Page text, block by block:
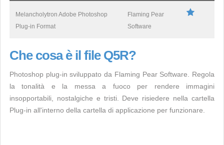
Melancholytron Adobe Photoshop
Plug-in Format
Flaming Pear
Software
Che cosa è il file Q5R?
Photoshop plug-in sviluppato da Flaming Pear Software. Regola
la tonalità e la messa a fuoco per rendere immagini
insopportabili, nostalgiche e tristi. Deve risiedere nella cartella
Plug-in all'interno della cartella di applicazione per funzionare.